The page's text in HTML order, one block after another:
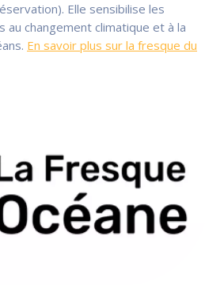
Elle sensibilise les
au changement climatique et à la
En savoir plus sur la fresque du